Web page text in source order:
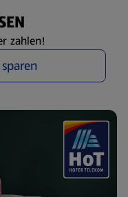
zahlen!